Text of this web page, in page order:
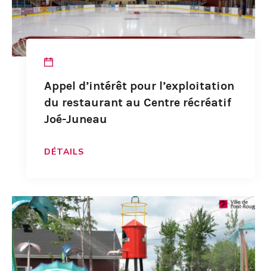
Appel d’intérêt pour l’exploitation
du restaurant au Centre récréatif
Joé-Juneau
DÉTAILS